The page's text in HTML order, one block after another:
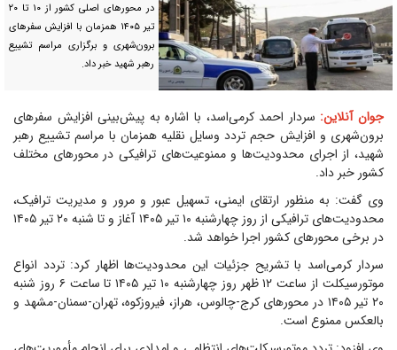
در محورهای اصلی کشور از ۱۰ تا ۲۰
تیر ۱۴۰۵ همزمان با افزایش سفرهای
برون‌شهری و برگزاری مراسم تشییع
رهبر شهید خبر داد.
جوان آنلاین: سردار احمد کرمی‌اسد، با اشاره به پیش‌بینی افزایش سفرهای
برون‌شهری و افزایش حجم تردد وسایل نقلیه همزمان با مراسم تشییع رهبر
شهید، از اجرای محدودیت‌ها و ممنوعیت‌های ترافیکی در محورهای مختلف
کشور خبر داد.
وی گفت: به منظور ارتقای ایمنی، تسهیل عبور و مرور و مدیریت ترافیک،
محدودیت‌های ترافیکی از روز چهارشنبه ۱۰ تیر ۱۴۰۵ آغاز و تا شنبه ۲۰ تیر ۱۴۰۵
در برخی محورهای کشور اجرا خواهد شد.
سردار کرمی‌اسد با تشریح جزئیات این محدودیت‌ها اظهار کرد: تردد انواع
موتورسیکلت از ساعت ۱۲ ظهر روز چهارشنبه ۱۰ تیر ۱۴۰۵ تا ساعت ۶ روز شنبه
۲۰ تیر ۱۴۰۵ در محورهای کرج-چالوس، هراز، فیروزکوه، تهران-سمنان-مشهد و
بالعکس ممنوع است.